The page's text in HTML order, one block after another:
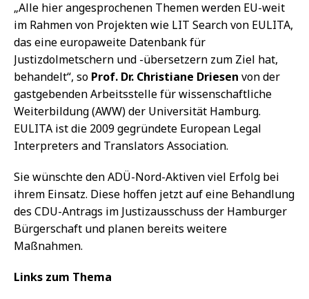
„Alle hier angesprochenen Themen werden EU-weit
im Rahmen von Projekten wie LIT Search von EULITA,
das eine europaweite Datenbank für
Justizdolmetschern und -übersetzern zum Ziel hat,
behandelt“, so Prof. Dr. Christiane Driesen von der
gastgebenden Arbeitsstelle für wissenschaftliche
Weiterbildung (AWW) der Universität Hamburg.
EULITA ist die 2009 gegründete European Legal
Interpreters and Translators Association.
Sie wünschte den ADÜ-Nord-Aktiven viel Erfolg bei
ihrem Einsatz. Diese hoffen jetzt auf eine Behandlung
des CDU-Antrags im Justizausschuss der Hamburger
Bürgerschaft und planen bereits weitere
Maßnahmen.
Links zum Thema